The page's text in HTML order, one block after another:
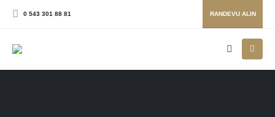
0 543 301 88 81 RANDEVU ALIN